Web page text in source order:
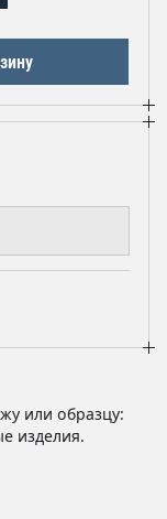
или образцу:
изделия.